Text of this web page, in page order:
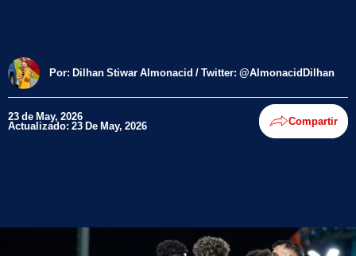
Por: Dilhan Stiwar Almonacid / Twitter: @AlmonacidDilhan
23 de May, 2026
Actualizado: 23 De May, 2026 Compartir